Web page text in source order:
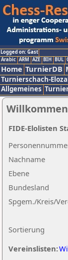
Logged on: Gast
Arabic ARM AZE BIH BUL
Home TurnierDB
Turnierschach-
Allgemeines
Nachname
Ebene
Sortierung
Bundesland
Spgem./Kreis/
Vereinslisten:
FIDE-Elolisten